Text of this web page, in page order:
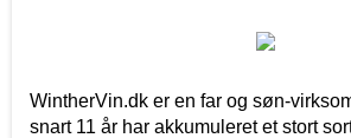
WintherVin.dk er en far og søn-
snart 11 år har akkumuleret et stort